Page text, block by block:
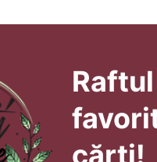
cărți!